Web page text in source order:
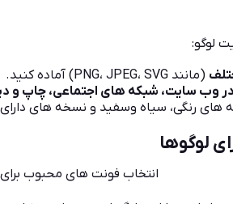
لوگو:
(مانند PNG، JPEG، SVG) آماده کنید.
وب سایت، شبکه های اجتماعی، چاپ و
رنگی، سیاه وسفید و نسخه های
لوگوها